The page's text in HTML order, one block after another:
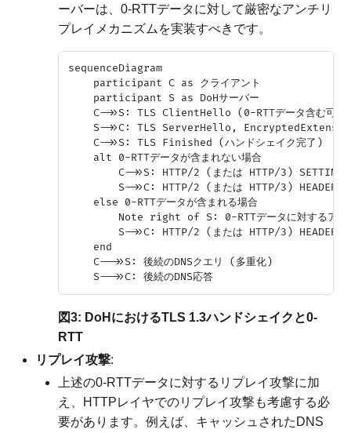
ーバーは、0-RTTデータに対して厳密なアンチリ
プレイメカニズムを実装すべきです。
sequenceDiagram
    participant C as クライアント
    participant S as DoHサーバー
C->>S: TLS ClientHello (0-RTTデータ含む可能
S->>C: TLS ServerHello,
    C->>S: TLS Finished (ハンドシェイク完了)
    alt 0-RTTデータが含まれない場合
C->>S: HTTP/2 (または HTTP/3)
S->>C: HTTP/2 (または HTTP/3) HEADERS
    else 0-RTTデータが含まれる場合
Note right of S: 0-RTTデータに対するアン
S->>C: HTTP/2 (または HTTP/3) HEADERS
    end
    C-->>S: 後続のDNSクエリ (多重化)
図3: DoHにおけるTLS 1.3ハンドシェイクと0-
RTT
リプレイ攻撃:
上述の0-RTTデータに対するリプレイ攻撃に加
え、HTTPレイヤでのリプレイ攻撃も考慮する必
要があります。例えば、キャッシュされたDNS